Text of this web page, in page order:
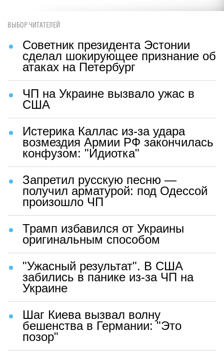
ВЫБОР ЧИТАТЕЛЕЙ
Советник президента Эстонии
сделал шокирующее признание об
атаках на Петербург
ЧП на Украине вызвало ужас в
США
Истерика Каллас из-за удара
возмездия Армии РФ закончилась
конфузом: "Идиотка"
Запретил русскую песню —
получил арматурой: под Одессой
произошло ЧП
Трамп избавился от Украины
оригинальным способом
"Ужасный результат". В США
забились в панике из-за ЧП на
Украине
Шаг Киева вызвал волну
бешенства в Германии: "Это
позор"